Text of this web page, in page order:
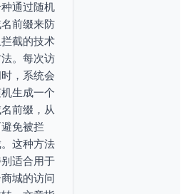
种通过随机
名前缀来防
拦截的技术
法。 每次访
时 ， 系统会
机生成一个
名前缀 ， 从
避免被拦
。 这种方法
别 适合用于
商城的访问